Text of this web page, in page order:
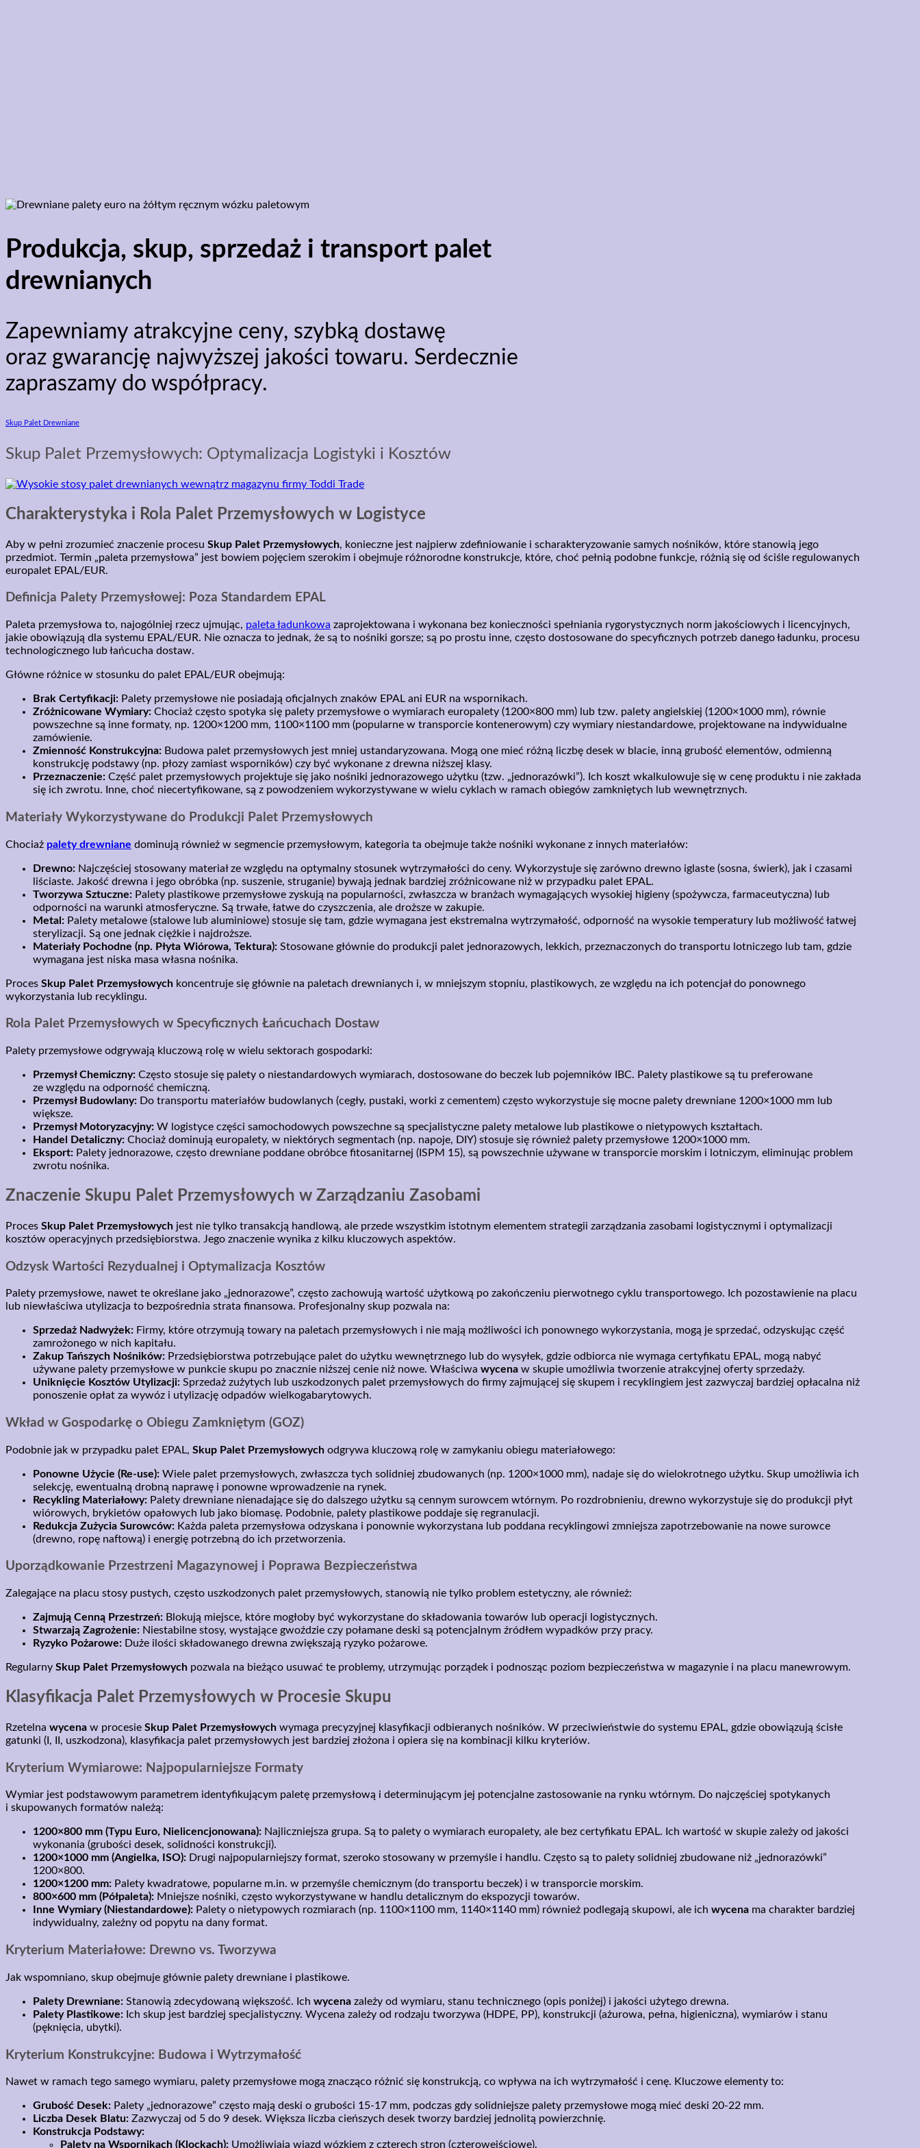
Produkcja, skup, sprzedaż i transport palet
drewnianych
Zapewniamy atrakcyjne ceny, szybką dostawę
oraz gwarancję najwyższej jakości towaru. Serdecznie
zapraszamy do współpracy.
Skup Palet Drewniane
Skup Palet Przemysłowych: Optymalizacja Logistyki i Kosztów
Charakterystyka i Rola Palet Przemysłowych w Logistyce
Aby w pełni zrozumieć znaczenie procesu Skup Palet Przemysłowych, konieczne jest najpierw zdefiniowanie i scharakteryzowanie samych nośników, które stanowią jego
przedmiot. Termin „paleta przemysłowa” jest bowiem pojęciem szerokim i obejmuje różnorodne konstrukcje, które, choć pełnią podobne funkcje, różnią się od ściśle regulowanych
europalet EPAL/EUR.
Definicja Palety Przemysłowej: Poza Standardem EPAL
Paleta przemysłowa to, najogólniej rzecz ujmując, paleta ładunkowa zaprojektowana i wykonana bez konieczności spełniania rygorystycznych norm jakościowych i licencyjnych,
jakie obowiązują dla systemu EPAL/EUR. Nie oznacza to jednak, że są to nośniki gorsze; są po prostu inne, często dostosowane do specyficznych potrzeb danego ładunku, procesu
technologicznego lub łańcucha dostaw.
Główne różnice w stosunku do palet EPAL/EUR obejmują:
Brak Certyfikacji: Palety przemysłowe nie posiadają oficjalnych znaków EPAL ani EUR na wspornikach.
Zróżnicowane Wymiary: Chociaż często spotyka się palety przemysłowe o wymiarach europalety (1200×800 mm) lub tzw. palety angielskiej (1200×1000 mm), równie
powszechne są inne formaty, np. 1200×1200 mm, 1100×1100 mm (popularne w transporcie kontenerowym) czy wymiary niestandardowe, projektowane na indywidualne
zamówienie.
Zmienność Konstrukcyjna: Budowa palet przemysłowych jest mniej ustandaryzowana. Mogą one mieć różną liczbę desek w blacie, inną grubość elementów, odmienną
konstrukcję podstawy (np. płozy zamiast wsporników) czy być wykonane z drewna niższej klasy.
Przeznaczenie: Część palet przemysłowych projektuje się jako nośniki jednorazowego użytku (tzw. „jednorazówki”). Ich koszt wkalkulowuje się w cenę produktu i nie zakłada
się ich zwrotu. Inne, choć niecertyfikowane, są z powodzeniem wykorzystywane w wielu cyklach w ramach obiegów zamkniętych lub wewnętrznych.
Materiały Wykorzystywane do Produkcji Palet Przemysłowych
Chociaż palety drewniane dominują również w segmencie przemysłowym, kategoria ta obejmuje także nośniki wykonane z innych materiałów:
Drewno: Najczęściej stosowany materiał ze względu na optymalny stosunek wytrzymałości do ceny. Wykorzystuje się zarówno drewno iglaste (sosna, świerk), jak i czasami
liściaste. Jakość drewna i jego obróbka (np. suszenie, struganie) bywają jednak bardziej zróżnicowane niż w przypadku palet EPAL.
Tworzywa Sztuczne: Palety plastikowe przemysłowe zyskują na popularności, zwłaszcza w branżach wymagających wysokiej higieny (spożywcza, farmaceutyczna) lub
odporności na warunki atmosferyczne. Są trwałe, łatwe do czyszczenia, ale droższe w zakupie.
Metal: Palety metalowe (stalowe lub aluminiowe) stosuje się tam, gdzie wymagana jest ekstremalna wytrzymałość, odporność na wysokie temperatury lub możliwość łatwej
sterylizacji. Są one jednak ciężkie i najdroższe.
Materiały Pochodne (np. Płyta Wiórowa, Tektura): Stosowane głównie do produkcji palet jednorazowych, lekkich, przeznaczonych do transportu lotniczego lub tam, gdzie
wymagana jest niska masa własna nośnika.
Proces Skup Palet Przemysłowych koncentruje się głównie na paletach drewnianych i, w mniejszym stopniu, plastikowych, ze względu na ich potencjał do ponownego
wykorzystania lub recyklingu.
Rola Palet Przemysłowych w Specyficznych Łańcuchach Dostaw
Palety przemysłowe odgrywają kluczową rolę w wielu sektorach gospodarki:
Przemysł Chemiczny: Często stosuje się palety o niestandardowych wymiarach, dostosowane do beczek lub pojemników IBC. Palety plastikowe są tu preferowane
ze względu na odporność chemiczną.
Przemysł Budowlany: Do transportu materiałów budowlanych (cegły, pustaki, worki z cementem) często wykorzystuje się mocne palety drewniane 1200×1000 mm lub
większe.
Przemysł Motoryzacyjny: W logistyce części samochodowych powszechne są specjalistyczne palety metalowe lub plastikowe o nietypowych kształtach.
Handel Detaliczny: Chociaż dominują europalety, w niektórych segmentach (np. napoje, DIY) stosuje się również palety przemysłowe 1200×1000 mm.
Eksport: Palety jednorazowe, często drewniane poddane obróbce fitosanitarnej (ISPM 15), są powszechnie używane w transporcie morskim i lotniczym, eliminując problem
zwrotu nośnika.
Znaczenie Skupu Palet Przemysłowych w Zarządzaniu Zasobami
Proces Skup Palet Przemysłowych jest nie tylko transakcją handlową, ale przede wszystkim istotnym elementem strategii zarządzania zasobami logistycznymi i optymalizacji
kosztów operacyjnych przedsiębiorstwa. Jego znaczenie wynika z kilku kluczowych aspektów.
Odzysk Wartości Rezydualnej i Optymalizacja Kosztów
Palety przemysłowe, nawet te określane jako „jednorazowe”, często zachowują wartość użytkową po zakończeniu pierwotnego cyklu transportowego. Ich pozostawienie na placu
lub niewłaściwa utylizacja to bezpośrednia strata finansowa. Profesjonalny skup pozwala na:
Sprzedaż Nadwyżek: Firmy, które otrzymują towary na paletach przemysłowych i nie mają możliwości ich ponownego wykorzystania, mogą je sprzedać, odzyskując część
zamrożonego w nich kapitału.
Zakup Tańszych Nośników: Przedsiębiorstwa potrzebujące palet do użytku wewnętrznego lub do wysyłek, gdzie odbiorca nie wymaga certyfikatu EPAL, mogą nabyć
używane palety przemysłowe w punkcie skupu po znacznie niższej cenie niż nowe. Właściwa wycena w skupie umożliwia tworzenie atrakcyjnej oferty sprzedaży.
Uniknięcie Kosztów Utylizacji: Sprzedaż zużytych lub uszkodzonych palet przemysłowych do firmy zajmującej się skupem i recyklingiem jest zazwyczaj bardziej opłacalna niż
ponoszenie opłat za wywóz i utylizację odpadów wielkogabarytowych.
Wkład w Gospodarkę o Obiegu Zamkniętym (GOZ)
Podobnie jak w przypadku palet EPAL, Skup Palet Przemysłowych odgrywa kluczową rolę w zamykaniu obiegu materiałowego:
Ponowne Użycie (Re-use): Wiele palet przemysłowych, zwłaszcza tych solidniej zbudowanych (np. 1200×1000 mm), nadaje się do wielokrotnego użytku. Skup umożliwia ich
selekcję, ewentualną drobną naprawę i ponowne wprowadzenie na rynek.
Recykling Materiałowy: Palety drewniane nienadające się do dalszego użytku są cennym surowcem wtórnym. Po rozdrobnieniu, drewno wykorzystuje się do produkcji płyt
wiórowych, brykietów opałowych lub jako biomasę. Podobnie, palety plastikowe poddaje się regranulacji.
Redukcja Zużycia Surowców: Każda paleta przemysłowa odzyskana i ponownie wykorzystana lub poddana recyklingowi zmniejsza zapotrzebowanie na nowe surowce
(drewno, ropę naftową) i energię potrzebną do ich przetworzenia.
Uporządkowanie Przestrzeni Magazynowej i Poprawa Bezpieczeństwa
Zalegające na placu stosy pustych, często uszkodzonych palet przemysłowych, stanowią nie tylko problem estetyczny, ale również:
Zajmują Cenną Przestrzeń: Blokują miejsce, które mogłoby być wykorzystane do składowania towarów lub operacji logistycznych.
Stwarzają Zagrożenie: Niestabilne stosy, wystające gwoździe czy połamane deski są potencjalnym źródłem wypadków przy pracy.
Ryzyko Pożarowe: Duże ilości składowanego drewna zwiększają ryzyko pożarowe.
Regularny Skup Palet Przemysłowych pozwala na bieżąco usuwać te problemy, utrzymując porządek i podnosząc poziom bezpieczeństwa w magazynie i na placu manewrowym.
Klasyfikacja Palet Przemysłowych w Procesie Skupu
Rzetelna wycena w procesie Skup Palet Przemysłowych wymaga precyzyjnej klasyfikacji odbieranych nośników. W przeciwieństwie do systemu EPAL, gdzie obowiązują ścisłe
gatunki (I, II, uszkodzona), klasyfikacja palet przemysłowych jest bardziej złożona i opiera się na kombinacji kilku kryteriów.
Kryterium Wymiarowe: Najpopularniejsze Formaty
Wymiar jest podstawowym parametrem identyfikującym paletę przemysłową i determinującym jej potencjalne zastosowanie na rynku wtórnym. Do najczęściej spotykanych
i skupowanych formatów należą:
1200×800 mm (Typu Euro, Nielicencjonowana): Najliczniejsza grupa. Są to palety o wymiarach europalety, ale bez certyfikatu EPAL. Ich wartość w skupie zależy od jakości
wykonania (grubości desek, solidności konstrukcji).
1200×1000 mm (Angielka, ISO): Drugi najpopularniejszy format, szeroko stosowany w przemyśle i handlu. Często są to palety solidniej zbudowane niż „jednorazówki”
1200×800.
1200×1200 mm: Palety kwadratowe, popularne m.in. w przemyśle chemicznym (do transportu beczek) i w transporcie morskim.
800×600 mm (Półpaleta): Mniejsze nośniki, często wykorzystywane w handlu detalicznym do ekspozycji towarów.
Inne Wymiary (Niestandardowe): Palety o nietypowych rozmiarach (np. 1100×1100 mm, 1140×1140 mm) również podlegają skupowi, ale ich wycena ma charakter bardziej
indywidualny, zależny od popytu na dany format.
Kryterium Materiałowe: Drewno vs. Tworzywa
Jak wspomniano, skup obejmuje głównie palety drewniane i plastikowe.
Palety Drewniane: Stanowią zdecydowaną większość. Ich wycena zależy od wymiaru, stanu technicznego (opis poniżej) i jakości użytego drewna.
Palety Plastikowe: Ich skup jest bardziej specjalistyczny. Wycena zależy od rodzaju tworzywa (HDPE, PP), konstrukcji (ażurowa, pełna, higieniczna), wymiarów i stanu
(pęknięcia, ubytki).
Kryterium Konstrukcyjne: Budowa i Wytrzymałość
Nawet w ramach tego samego wymiaru, palety przemysłowe mogą znacząco różnić się konstrukcją, co wpływa na ich wytrzymałość i cenę. Kluczowe elementy to:
Grubość Desek: Palety „jednorazowe” często mają deski o grubości 15-17 mm, podczas gdy solidniejsze palety przemysłowe mogą mieć deski 20-22 mm.
Liczba Desek Blatu: Zazwyczaj od 5 do 9 desek. Większa liczba cieńszych desek tworzy bardziej jednolitą powierzchnię.
Konstrukcja Podstawy:
Palety na Wspornikach (Klockach): Umożliwiają wjazd wózkiem z czterech stron (czterowejściowe).